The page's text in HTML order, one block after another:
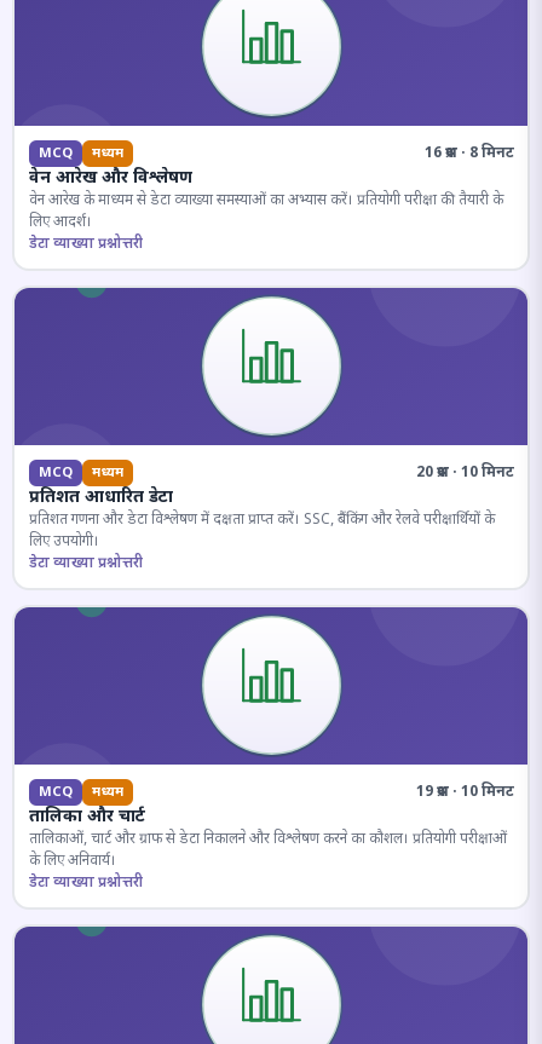
MCQ मध्यम 16 प्रश्न · 8 मिनट
वेन आरेख और विश्लेषण
वेन आरेख के माध्यम से डेटा व्याख्या समस्याओं का अभ्यास करें। प्रतियोगी परीक्षा की तैयारी के
लिए आदर्श।
डेटा व्याख्या प्रश्नोत्तरी
MCQ मध्यम 20 प्रश्न · 10 मिनट
प्रतिशत आधारित डेटा
प्रतिशत गणना और डेटा विश्लेषण में दक्षता प्राप्त करें। SSC, बैंकिंग और रेलवे परीक्षार्थियों के
लिए उपयोगी।
डेटा व्याख्या प्रश्नोत्तरी
MCQ मध्यम 19 प्रश्न · 10 मिनट
तालिका और चार्ट
तालिकाओं, चार्ट और ग्राफ से डेटा निकालने और विश्लेषण करने का कौशल। प्रतियोगी परीक्षाओं
के लिए अनिवार्य।
डेटा व्याख्या प्रश्नोत्तरी